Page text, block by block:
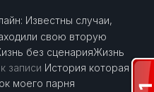
Известны случаи,
свою вторую
без сценарияЖизнь
к записи История которая
моего парня